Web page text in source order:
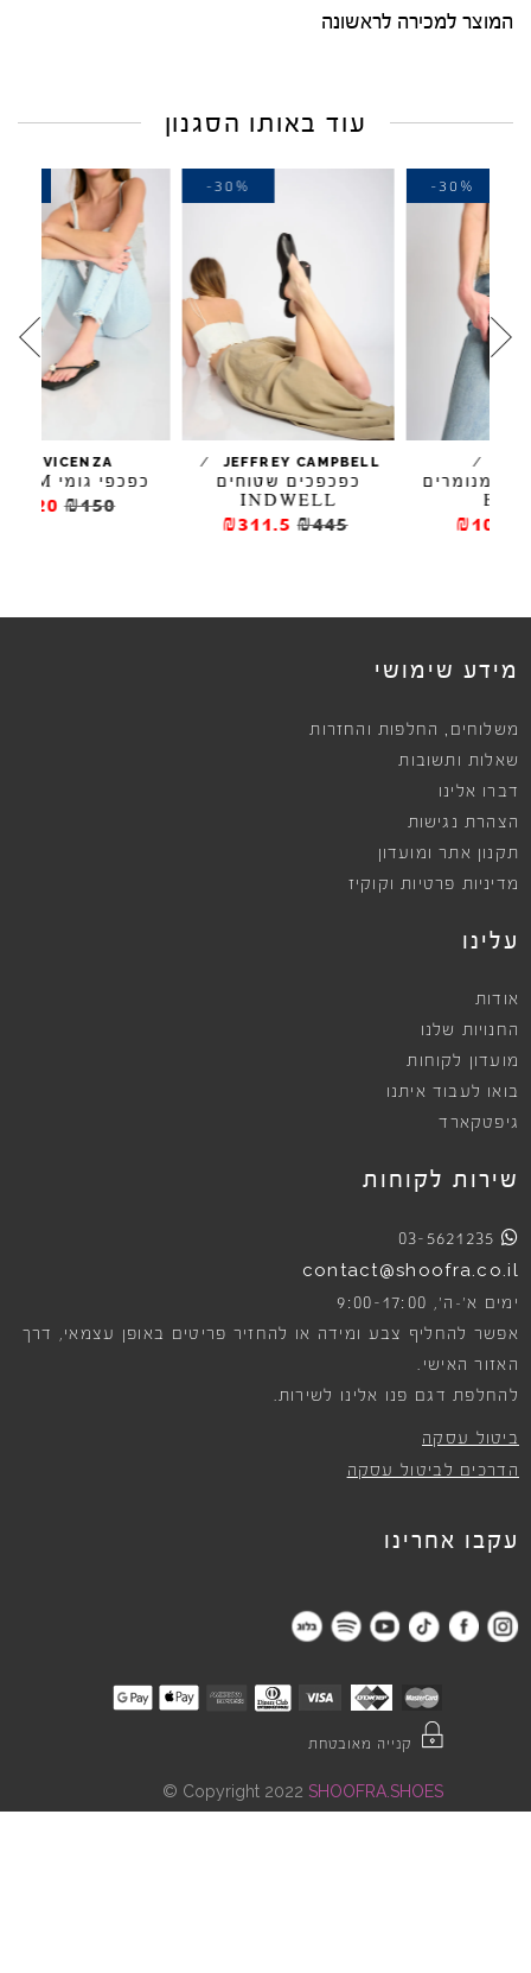
המוצר למכירה לראשונה
עוד באותו הסגנון
JEFFREY CAMPBELL
/
כפכפכים שטוחים
INDWELL
₪311.5
/
כפכפי גומי TULUM
₪120
-20%
מידע שימושי
משלוחים , החלפות והחזרות
שאלות ותשובות
דברו אלינו
הצהרת נגישות
תקנון אתר ומועדון
מדיניות פרטיות וקוקיז
עלינו
אודות
החנויות שלנו
מועדון לקוחות
בואו לעבוד איתנו
גיפטקארד
שירות לקוחות
03-5621235
contact@shoofra.co.il
ימים א׳-ה׳, 9:00-17:00
אפשר להחליף צבע ומידה או להחזיר פריטים באופן עצמאי, דרך
האזור האישי.
להחלפת דגם פנו אלינו לשירות.
ביטול עסקה
הדרכים לביטול עסקה
עקבו אחרינו
קנייה מאובטחת
Copyright 2022 SHOOFRA.SHOES
©